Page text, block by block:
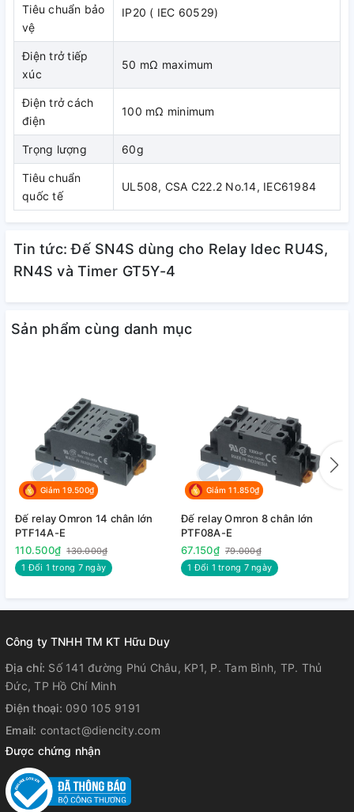
Tiêu chuẩn bảo
vệ
IP20 ( IEC 60529)
Điện trở tiếp
xúc
50 mΩ maximum
Điện trở cách
điện
100 mΩ minimum
Trọng lượng 60g
Tiêu chuẩn
quốc tế
UL508, CSA C22.2 No.14, IEC61984
Tin tức: Đế SN4S dùng cho Relay Idec RU4S,
RN4S và Timer GT5Y-4
Sản phẩm cùng danh mục
Giảm 19.500₫
Đế relay Omron 14 chân lớn
PTF14A-E
110.500₫ 130.000₫
1 Đổi 1 trong 7 ngày
Giảm 11.850₫
Đế relay Omron 8 chân lớn
PTF08A-E
67.150₫ 79.000₫
1 Đổi 1 trong 7 ngày
Công ty TNHH TM KT Hữu Duy
Địa chỉ: Số 141 đường Phú Châu, KP1, P. Tam Bình, TP. Thủ
Đức, TP Hồ Chí Minh
Điện thoại: 090 105 9191
Email: contact@diencity.com
Được chứng nhận